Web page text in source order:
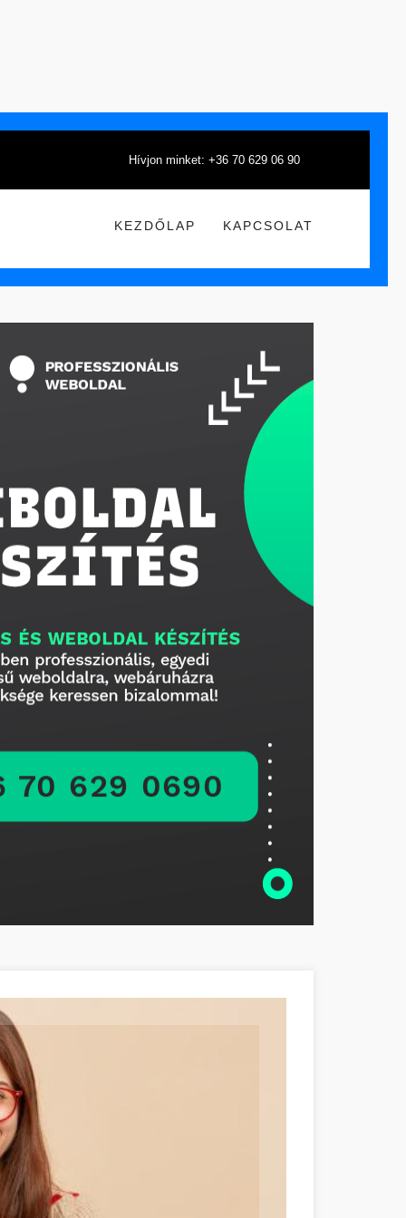
Hívjon minket: +36 70 629 06 90
KEZDŐLAP KAPCSOLAT